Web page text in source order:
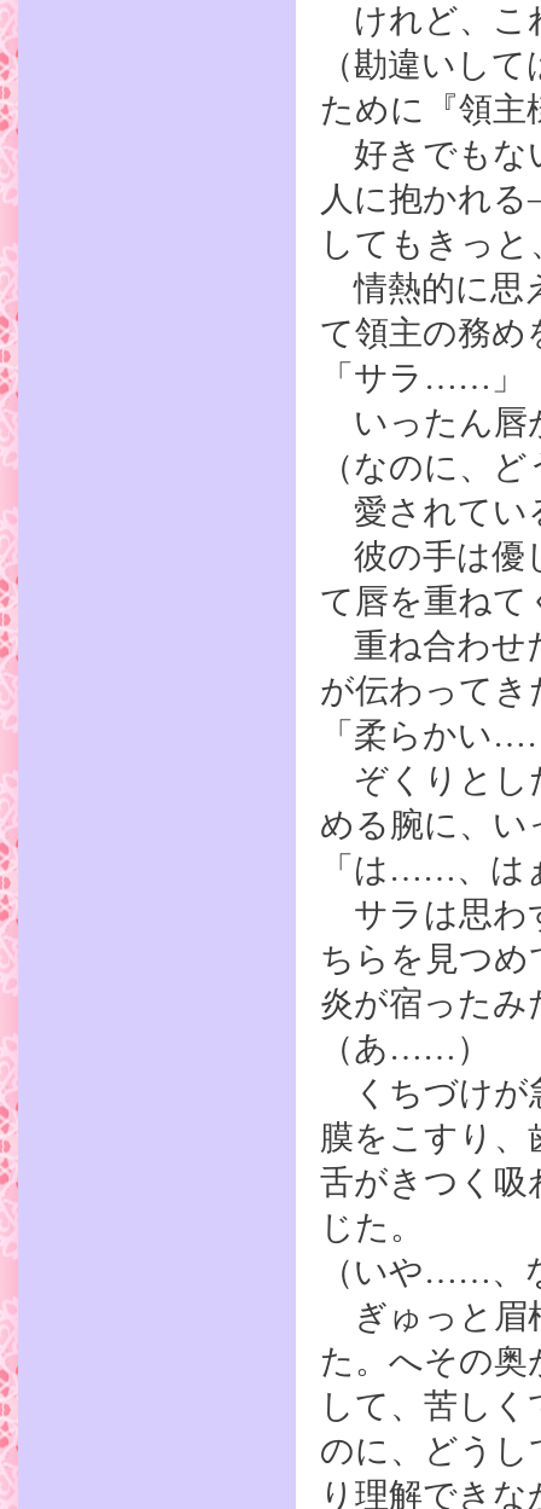
けれど、こ
（勘違いし
ために『領主
好きでもな
人に抱かれ
してもきっ
情熱的に思
て領主の務め
「サラ……」
いったん唇
（なのに、
愛されてい
彼の手は優
て唇を重ねて
重ね合わせ
が伝わってき
「柔らかい
ぞくりとし
める腕に、い
「は……、
サラは思わ
ちらを見つ
炎が宿ったみ
（あ……）
くちづけが
膜をこすり
舌がきつく吸
じた。
（いや……
ぎゅっと眉
た。へその奥
して、苦し
のに、どう
り理解でき